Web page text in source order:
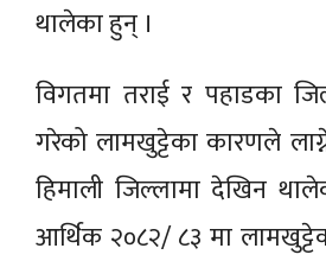
थालेका हुन् ।
विगतमा तराई र पहाडका
गरेको लामखुट्टेका कारणले
हिमाली जिल्लामा देखिन
आर्थिक २०८२/ ८३ मा